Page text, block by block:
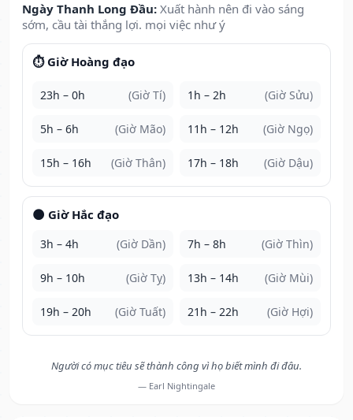
Ngày Thanh Long Đầu: Xuất hành nên đi vào sáng
sớm, cầu tài thắng lợi. mọi việc như ý
⏱️ Giờ Hoàng đạo
23h – 0h (Giờ Tí) 1h – 2h (Giờ Sửu)
5h – 6h (Giờ Mão) 11h – 12h (Giờ Ngọ)
15h – 16h (Giờ Thân) 17h – 18h (Giờ Dậu)
🌑 Giờ Hắc đạo
3h – 4h (Giờ Dần) 7h – 8h (Giờ Thìn)
9h – 10h (Giờ Tỵ) 13h – 14h (Giờ Mùi)
19h – 20h (Giờ Tuất) 21h – 22h (Giờ Hợi)
Người có mục tiêu sẽ thành công vì họ biết mình đi đâu.
— Earl Nightingale